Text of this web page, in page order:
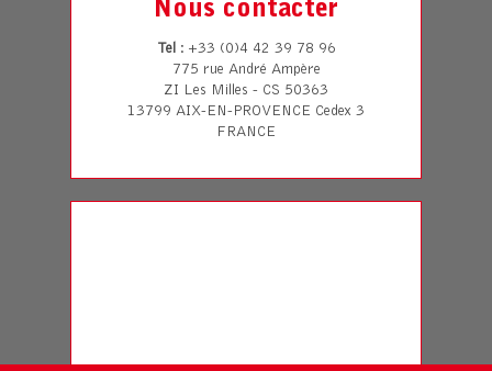
Nous contacter
Tel: +33 (0)4 42 39 78 96
775 rue André Ampère
ZI Les Milles - CS 50363
13799 AIX-EN-PROVENCE Cedex 3
FRANCE